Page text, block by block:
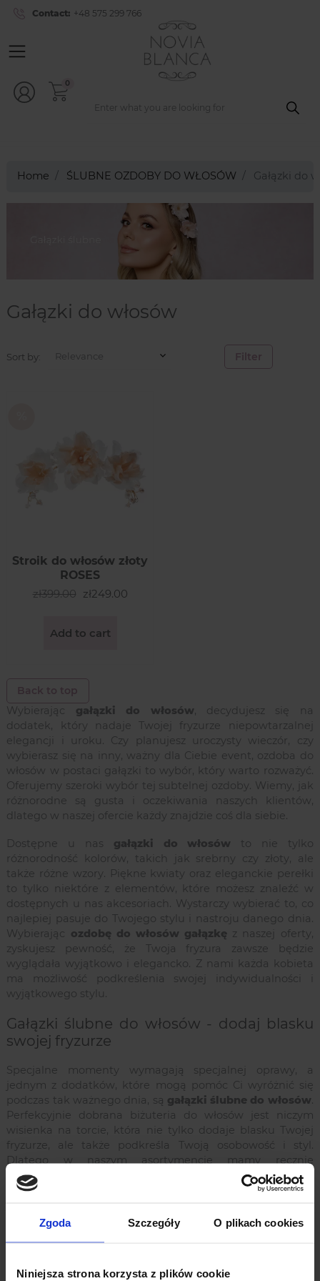
Zgoda Szczegóły O plikach cookies
Niniejsza strona korzysta z plików cookie
Contact: +48 575 299 766
0
Home ŚLUBNE OZDOBY DO WŁOSÓW Gałązki do
Gałązki do włosów
Sort by: Filter
Stroik do włosów złoty
ROSES
zł399.00 zł249.00
Add to cart
Back to top
Wybierając gałązki do włosów, decydujesz się na
dodatek, który nadaje Twojej fryzurze niepowtarzalnej
elegancji i uroku. Czy planujesz uroczysty wieczór, czy
wybierasz się na inny, ważny dla Ciebie event, ozdoba do
włosów w postaci gałązki to wybór, który warto rozważyć.
Oferujemy szeroki wybór tej subtelnej ozdoby. Wiemy, jak
różnorodne są gusta i oczekiwania naszych klientów,
dlatego w naszej ofercie każdy znajdzie coś dla siebie.
Dostępne u nas gałązki do włosów to nie tylko
różnorodność kolorów, takich jak srebrny czy złoty, ale
także różne wzory. Piękne kwiaty oraz eleganckie perełki
to tylko niektóre z elementów, które możesz znaleźć w
dostępnych u nas akcesoriach. Wystarczy wybierać to, co
najlepiej pasuje do Twojego stylu i nastroju danego dnia.
Wybierając ozdobę do włosów gałązkę z naszej oferty,
zyskujesz pewność, że Twoja fryzura zawsze będzie
wyglądała wyjątkowo i elegancko. Z nami każda kobieta
ma możliwość podkreślenia swojej indywidualności i
wyjątkowego stylu.
Gałązki ślubne do włosów - dodaj blasku
swojej fryzurze
Specjalne momenty wymagają specjalnej oprawy, a
jednym z dodatków, które mogą pomóc Ci wyróżnić się
podczas tak ważnego dnia, są gałązki ślubne do włosów.
Perfekcyjnie dobrana biżuteria do włosów jest niczym
wisienka na torcie, która nie tylko dodaje blasku Twojej
fryzurze, ale także podkreśla Twoją osobowość i styl.
Dlatego w naszym asortymencie mamy ręcznie
wyselekcjonowane
, które wyróżniają
się nie tylko oryginalnym designem, ale także wysoką